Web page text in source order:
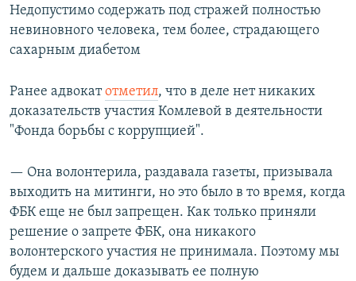
Недопустимо содержать под стражей полностью
невиновного человека, тем более, страдающего
сахарным диабетом
Ранее адвокатотметил, что в деле нет никаких
доказательств участия Комлевой в деятельности
"Фонда борьбы с коррупцией".
— Она волонтерила, раздавала газеты, призывала
выходить на митинги, но это было в то время, когда
ФБК еще не был запрещен. Как только приняли
решение о запрете ФБК, она никакого
волонтерского участия не принимала. Поэтому мы
будем и дальше доказывать ее полную